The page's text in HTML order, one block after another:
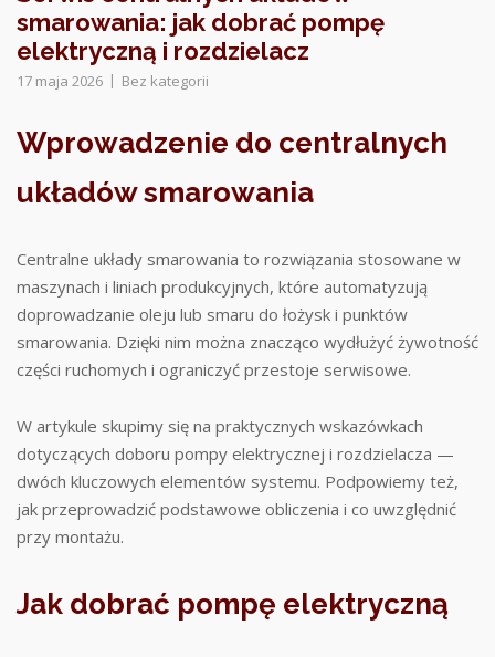
smarowania: jak dobrać pompę
elektryczną i rozdzielacz
17 maja 2026 Bez kategorii
Wprowadzenie do centralnych
układów smarowania
Centralne układy smarowania to rozwiązania stosowane w
maszynach i liniach produkcyjnych, które automatyzują
doprowadzanie oleju lub smaru do łożysk i punktów
smarowania. Dzięki nim można znacząco wydłużyć żywotność
części ruchomych i ograniczyć przestoje serwisowe.
W artykule skupimy się na praktycznych wskazówkach
dotyczących doboru pompy elektrycznej i rozdzielacza —
dwóch kluczowych elementów systemu. Podpowiemy też,
jak przeprowadzić podstawowe obliczenia i co uwzględnić
przy montażu.
Jak dobrać pompę elektryczną